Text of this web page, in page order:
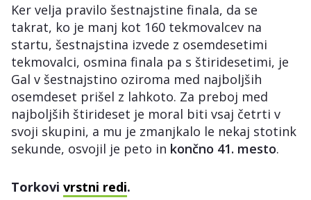
Ker velja pravilo šestnajstine finala, da se
takrat, ko je manj kot 160 tekmovalcev na
startu, šestnajstina izvede z osemdesetimi
tekmovalci, osmina finala pa s štiridesetimi, je
Gal v šestnajstino oziroma med najboljših
osemdeset prišel z lahkoto. Za preboj med
najboljših štirideset je moral biti vsaj četrti v
svoji skupini, a mu je zmanjkalo le nekaj stotink
sekunde, osvojil je peto in končno 41. mesto.
Torkovi vrstni redi.